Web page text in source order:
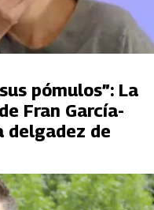
pómulos”: La
Fran García-
delgadez de